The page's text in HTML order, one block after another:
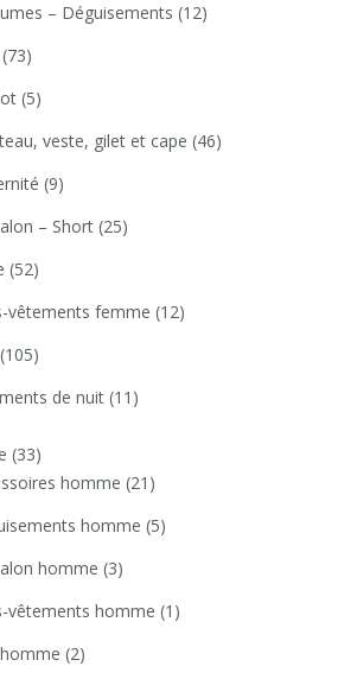
– Déguisements (12)
(73)
(5)
veste, gilet et cape (46)
(9)
– Short (25)
(52)
vêtements femme (12)
(105)
de nuit (11)
(33)
homme (21)
homme (5)
homme (3)
vêtements homme (1)
(2)